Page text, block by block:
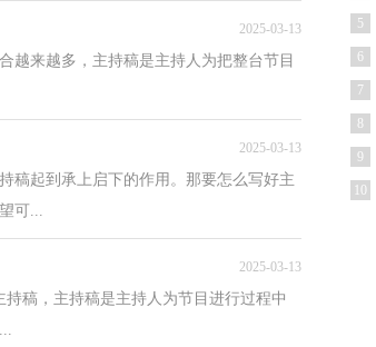
2025-03-13
越来越多，主持稿是主持人为把整台节目
2025-03-13
稿起到承上启下的作用。那要怎么写好主
可...
2025-03-13
稿，主持稿是主持人为节目进行过程中
5
6
7
8
9
10